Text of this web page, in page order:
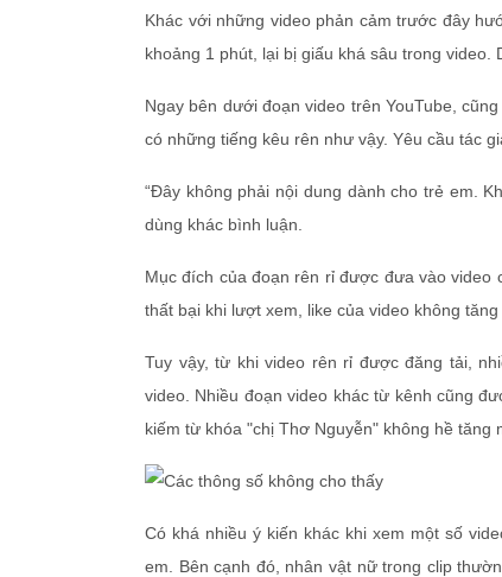
Khác với những video phản cảm trước đây
khoảng 1 phút, lại bị giấu khá sâu trong video.
Ngay bên dưới đoạn video trên YouTube,
có những tiếng kêu rên như vậy. Yêu cầu tác
“Đây không phải nội dung dành cho trẻ em.
dùng khác bình luận.
Mục đích của đoạn rên rỉ được đưa vào video
thất bại khi lượt xem, like của video không
Tuy vậy, từ khi video rên rỉ được đăng tải,
video. Nhiều đoạn video khác từ kênh cũng
kiếm từ khóa "chị Thơ Nguyễn" không hề tăng
Có khá nhiều ý kiến khác khi xem một số
em. Bên cạnh đó, nhân vật nữ trong clip